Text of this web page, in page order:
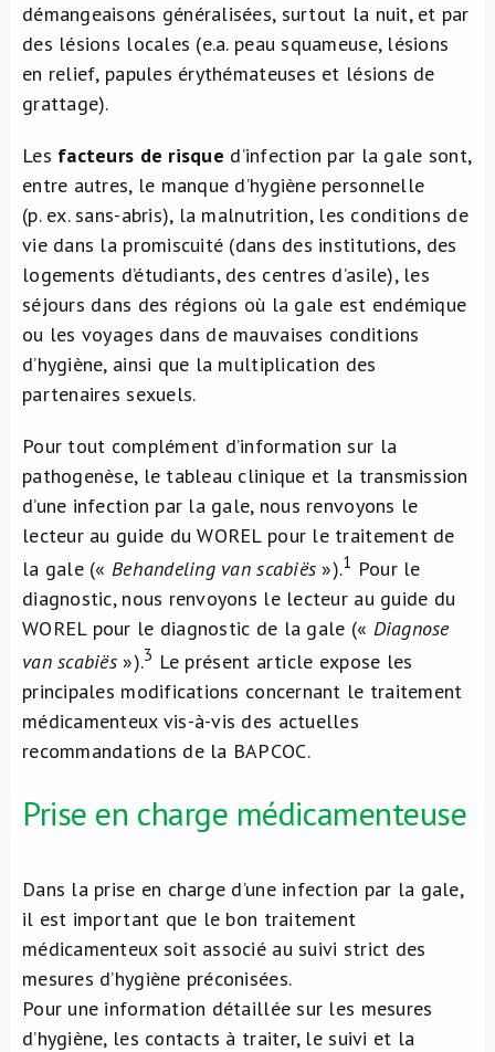
démangeaisons généralisées, surtout la nuit, et par
des lésions locales (e.a. peau squameuse, lésions
en relief, papules érythémateuses et lésions de
grattage).
Les facteurs de risque d’infection par la gale sont,
entre autres, le manque d’hygiène personnelle
(p. ex. sans-abris), la malnutrition, les conditions de
vie dans la promiscuité (dans des institutions, des
logements d’étudiants, des centres d’asile), les
séjours dans des régions où la gale est endémique
ou les voyages dans de mauvaises conditions
d’hygiène, ainsi que la multiplication des
partenaires sexuels.
Pour tout complément d’information sur la
pathogenèse, le tableau clinique et la transmission
d’une infection par la gale, nous renvoyons le
lecteur au guide du WOREL pour le traitement de
la gale (« Behandeling van scabiës »).1 Pour le
diagnostic, nous renvoyons le lecteur au guide du
WOREL pour le diagnostic de la gale (« Diagnose
van scabiës»).3 Le présent article expose les
principales modifications concernant le traitement
médicamenteux vis-à-vis des actuelles
recommandations de la BAPCOC.
Prise en charge médicamenteuse
Dans la prise en charge d’une infection par la gale,
il est important que le bon traitement
médicamenteux soit associé au suivi strict des
mesures d’hygiène préconisées.
Pour une information détaillée sur les mesures
d’hygiène, les contacts à traiter, le suivi et la